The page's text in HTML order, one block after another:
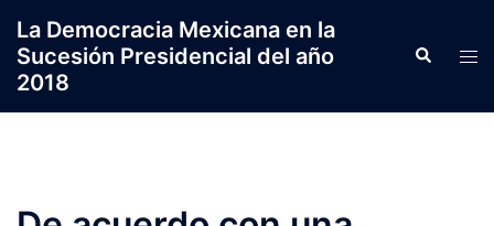
contenido
La Democracia Mexicana en la
Sucesión Presidencial del año
2018
Search